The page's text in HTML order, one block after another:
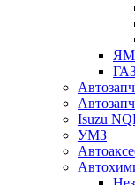
Isuzu
УМЗ